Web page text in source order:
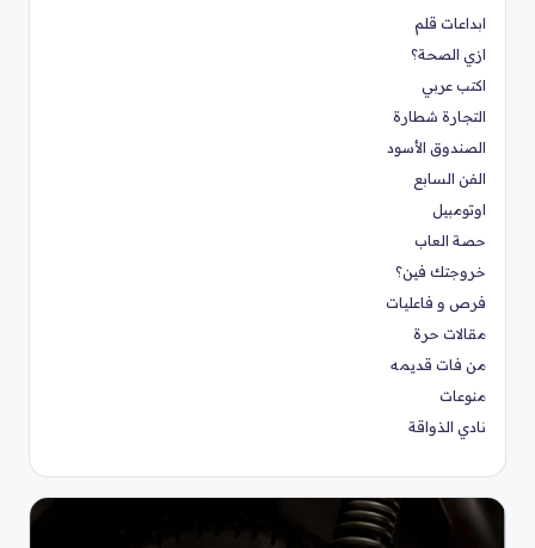
ابداعات قلم
ازي الصحة؟
اكتب عربي
التجارة شطارة
الصندوق الأسود
الفن السابع
اوتومبيل
حصة العاب
خروجتك فين؟
فرص و فاعليات
مقالات حرة
من فات قديمه
منوعات
نادي الذواقة